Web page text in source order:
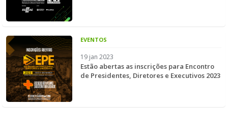
EVENTOS
19 jan 2023
Estão abertas as inscrições para Encontro
de Presidentes, Diretores e Executivos 2023